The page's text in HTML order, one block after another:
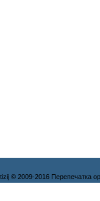
© 2009-2016 Перепечатка